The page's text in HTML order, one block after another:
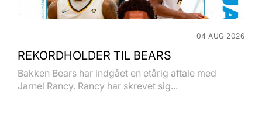
04 AUG 2026
REKORDHOLDER TIL BEARS
Bakken Bears har indgået en etårig aftale med
Jarnel Rancy. Rancy har skrevet sig...